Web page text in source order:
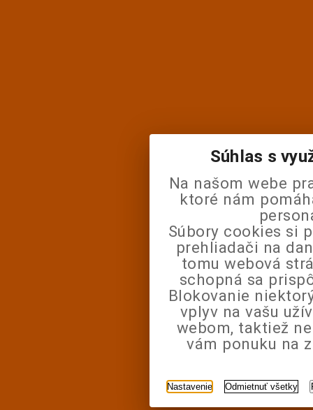
Súhlas s
Na našom webe
ktoré nám
Súbory cookies si
prehliadači na
tomu webová
schopná sa
Blokovanie
vplyv na vašu
webom, taktiež
vám ponuku na
Nastavenie Odmietnuť všetky